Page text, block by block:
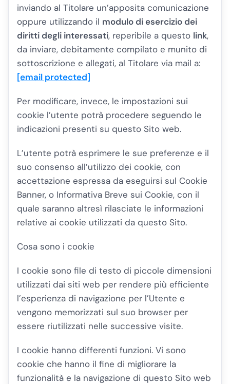
inviando al Titolare un’apposita comunicazione
oppure utilizzando il modulo di esercizio dei
diritti degli interessati, reperibile a questo link,
da inviare, debitamente compilato e munito di
sottoscrizione e allegati, al Titolare via mail a:
[email protected]
Per modificare, invece, le impostazioni sui
cookie l’utente potrà procedere seguendo le
indicazioni presenti su questo Sito web.
L’utente potrà esprimere le sue preferenze e il
suo consenso all’utilizzo dei cookie, con
accettazione espressa da eseguirsi sul Cookie
Banner, o Informativa Breve sui Cookie, con il
quale saranno altresì rilasciate le informazioni
relative ai cookie utilizzati da questo Sito.
Cosa sono i cookie
I cookie sono file di testo di piccole dimensioni
utilizzati dai siti web per rendere più efficiente
l’esperienza di navigazione per l’Utente e
vengono memorizzati sul suo browser per
essere riutilizzati nelle successive visite.
I cookie hanno differenti funzioni. Vi sono
cookie che hanno il fine di migliorare la
funzionalità e la navigazione di questo Sito web